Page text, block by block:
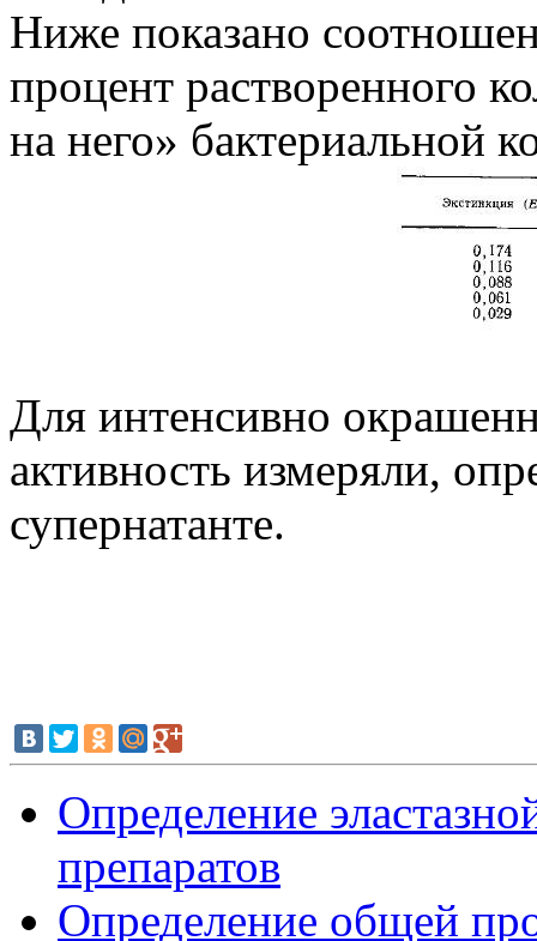
Ниже показано
процент растворенного
на него» бактериальной
Для интенсивно
активность измеряли,
супернатанте.
Определение
препаратов
Определение общей